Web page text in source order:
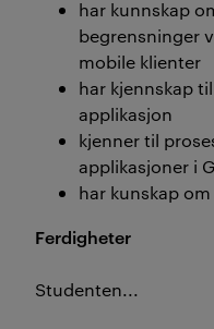
har kunnskap
begrensninger
mobile klienter
har kjennskap
applikasjon
kjenner til
applikasjoner i
har kunskap
Ferdigheter
Studenten...